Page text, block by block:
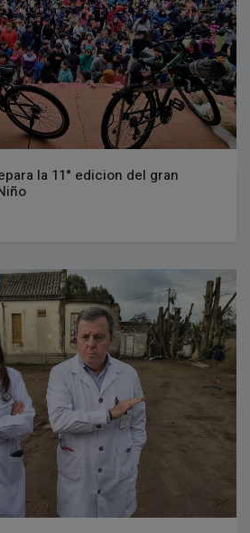
la 11° edicion del gran